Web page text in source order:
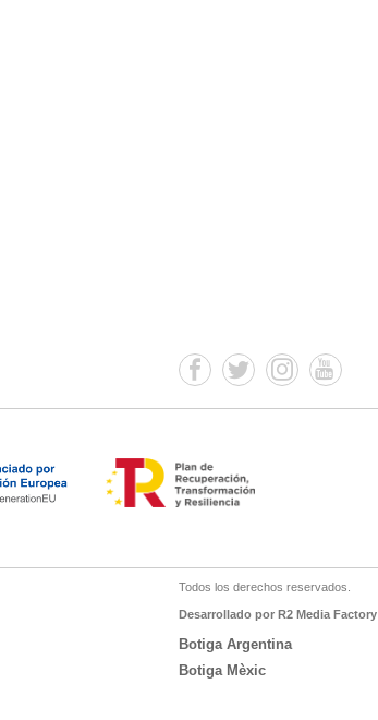
Todos los derechos reservados.
Desarrollado por R2 Media Factory
Botiga Argentina
Botiga Mèxic